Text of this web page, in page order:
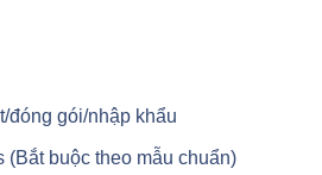
đóng gói/nhập khẩu
(Bắt buộc theo mẫu chuẩn)